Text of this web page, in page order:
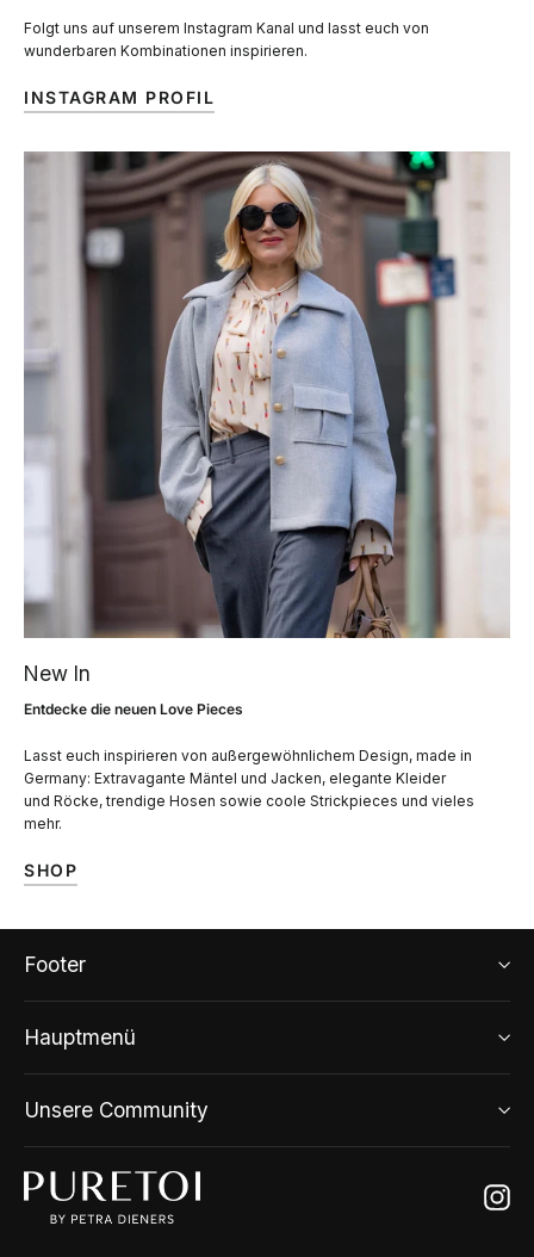
Folgt uns auf unserem Instagram Kanal und lasst euch von
wunderbaren Kombinationen inspirieren.
INSTAGRAM PROFIL
New In
Entdecke die neuen Love Pieces
Lasst euch inspirieren von außergewöhnlichem Design, made in
Germany: Extravagante Mäntel und Jacken, elegante Kleider
und Röcke, trendige Hosen sowie coole Strickpieces und vieles
mehr.
SHOP
Footer
Hauptmenü
Unsere Community